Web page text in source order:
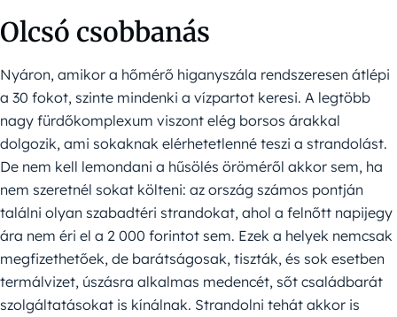
Olcsó csobbanás
Nyáron, amikor a hőmérő higanyszála rendszeresen átlépi
a 30 fokot, szinte mindenki a vízpartot keresi. A legtöbb
nagy fürdőkomplexum viszont elég borsos árakkal
dolgozik, ami sokaknak elérhetetlenné teszi a strandolást.
De nem kell lemondani a hűsölés öröméről akkor sem, ha
nem szeretnél sokat költeni: az ország számos pontján
találni olyan szabadtéri strandokat, ahol a felnőtt napijegy
ára nem éri el a 2 000 forintot sem. Ezek a helyek nemcsak
megfizethetőek, de barátságosak, tiszták, és sok esetben
termálvizet, úszásra alkalmas medencét, sőt családbarát
szolgáltatásokat is kínálnak. Strandolni tehát akkor is